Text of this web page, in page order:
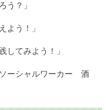
う？」
よう！」
してみよう！」
ーシャルワーカー 酒